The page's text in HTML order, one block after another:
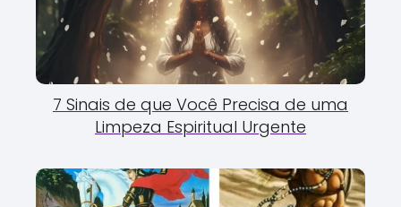
7 Sinais de que Você Precisa de uma
Limpeza Espiritual Urgente